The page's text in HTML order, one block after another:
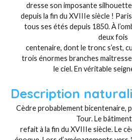
dresse son imposante
depuis la fin du XVIIIe siècle !
tous ses étés depuis 1850. À
deux fois
centenaire, dont le tronc s’est,
trois énormes branches
le ciel. En véritable
Description
Cèdre probablement bicentenaire,
Tour. Le
refait à la fin du XVIIIe siècle. Le